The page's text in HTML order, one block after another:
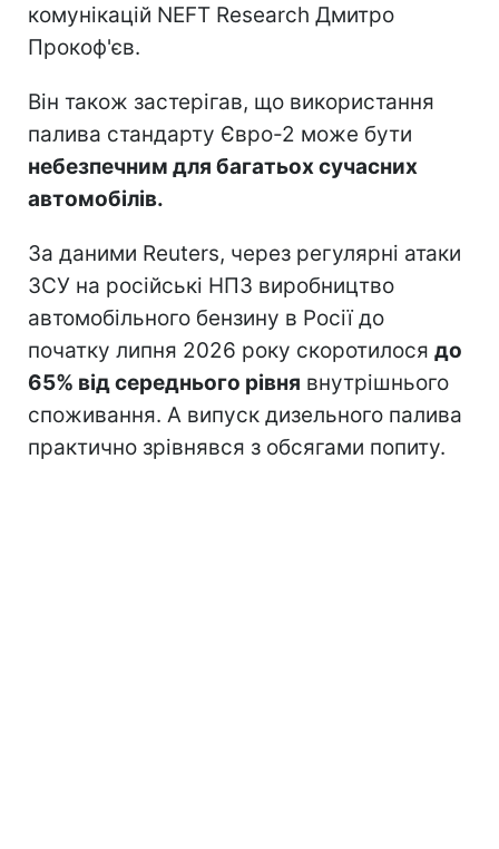
комунікацій NEFT Research Дмитро
Прокоф'єв.
Він також застерігав, що використання
палива стандарту Євро-2 може бути
небезпечним для багатьох сучасних
автомобілів.
За даними Reuters, через регулярні атаки
ЗСУ на російські НПЗ виробництво
автомобільного бензину в Росії до
початку липня 2026 року скоротилося до
65% від середнього рівня внутрішнього
споживання. А випуск дизельного палива
практично зрівнявся з обсягами попиту.